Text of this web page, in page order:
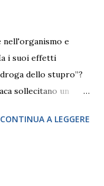
nell'organismo e
i suoi effetti
dello stupro”?
sollecitano un
italiana (SPI)
CONTINUA A LEGGERE